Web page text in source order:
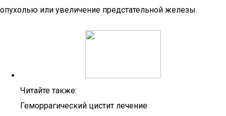
опухолью или увеличение предстательной железы.
Читайте также:
Геморрагический цистит лечение